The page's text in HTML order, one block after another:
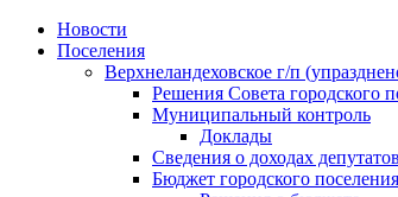
Skip
Новости
Поселения
Верхнеландеховское г/п
Решения Совета городского
Муниципальный контроль
Доклады
Сведения о доходах
Бюджет городского поселения